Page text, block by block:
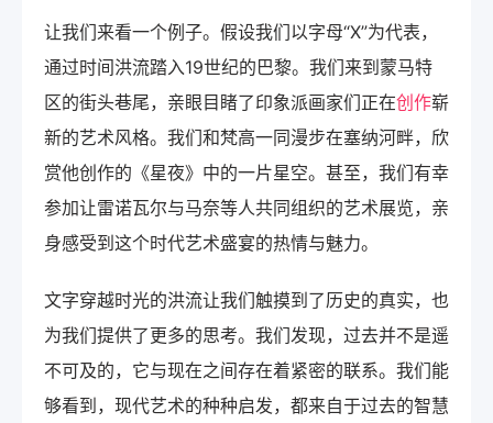
让我们来看一个例子。假设我们以字母“X”为代表，
通过时间洪流踏入19世纪的巴黎。我们来到蒙马特
区的街头巷尾，亲眼目睹了印象派画家们正在创作崭
新的艺术风格。我们和梵高一同漫步在塞纳河畔，欣
赏他创作的《星夜》中的一片星空。甚至，我们有幸
参加让雷诺瓦尔与马奈等人共同组织的艺术展览，亲
身感受到这个时代艺术盛宴的热情与魅力。
文字穿越时光的洪流让我们触摸到了历史的真实，也
为我们提供了更多的思考。我们发现，过去并不是遥
不可及的，它与现在之间存在着紧密的联系。我们能
够看到，现代艺术的种种启发，都来自于过去的智慧